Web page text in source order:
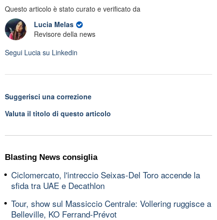
Questo articolo è stato curato e verificato da
Lucia Melas
Revisore della news
Segui Lucia su Linkedin
Suggerisci una correzione
Valuta il titolo di questo articolo
Blasting News consiglia
Ciclomercato, l'intreccio Seixas-Del Toro accende la
sfida tra UAE e Decathlon
Tour, show sul Massiccio Centrale: Vollering ruggisce a
Belleville, KO Ferrand-Prévot